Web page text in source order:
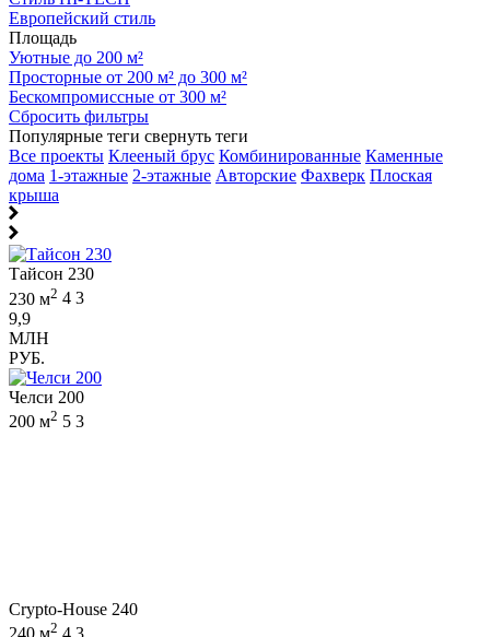
Европейский стиль
Площадь
Уютные до 200 м²
Просторные от 200 м² до 300 м²
Бескомпромиссные от 300 м²
Сбросить фильтры
Популярные теги свернуть теги
Все проекты Клееный брус Комбинированные Каменные
дома 1-этажные 2-этажные Авторские Фахверк Плоская
крыша
Тайсон 230
230 м2 4 3
9,9
МЛН
РУБ.
Челси 200
200 м2 5 3
Crypto-House 240
2